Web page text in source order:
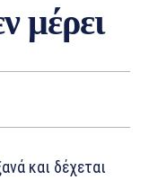
μέρει
και δέχεται